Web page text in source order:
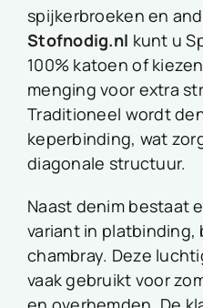
spijkerbroeken en
Stofnodig.nl kunt u
100% katoen of
menging voor extra
Traditioneel wordt
keperbinding, wat
diagonale structuur.
Naast denim bestaat
variant in platbinding,
chambray. Deze
vaak gebruikt voor